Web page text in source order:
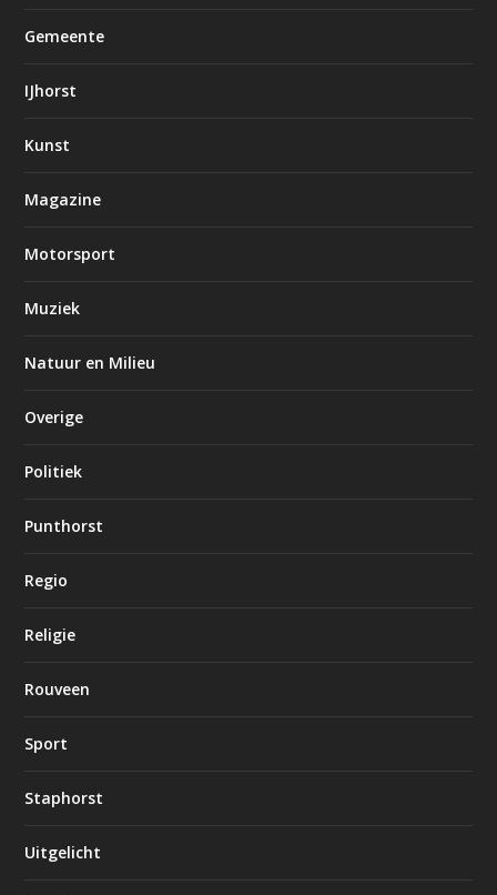
Gemeente
IJhorst
Kunst
Magazine
Motorsport
Muziek
Natuur en Milieu
Overige
Politiek
Punthorst
Regio
Religie
Rouveen
Sport
Staphorst
Uitgelicht